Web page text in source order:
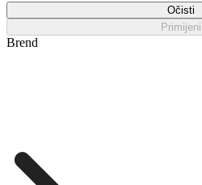
Očisti
Primijeni
Brend